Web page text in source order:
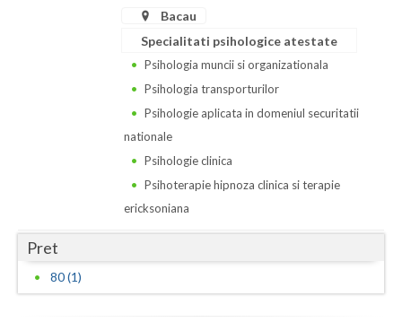
Giurgiu
Gorj
Bacau
Specialitati psihologice atestate
Psihologia muncii si organizationala
Psihologia transporturilor
Psihologie aplicata in domeniul securitatii
nationale
Psihologie clinica
Psihoterapie hipnoza clinica si terapie
ericksoniana
Pret
80 (1)